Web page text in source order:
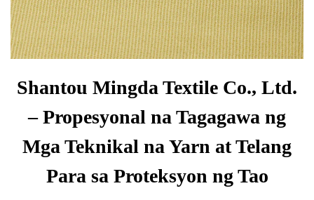
Shantou Mingda Textile Co., Ltd.
– Propesyonal na Tagagawa ng
Mga Teknikal na Yarn at Telang
Para sa Proteksyon ng Tao